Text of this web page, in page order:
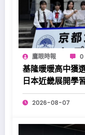
鷹眼時報 0
基隆暖暖高中獲
日本近畿展開學
2026-08-07